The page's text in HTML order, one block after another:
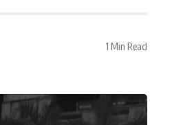
1 Min Read